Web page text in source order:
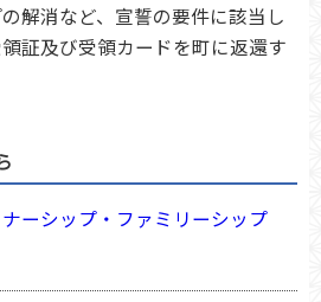
解消など、宣誓の要件に該当し
証及び受領カードを町に返還す
ーシップ・ファミリーシップ